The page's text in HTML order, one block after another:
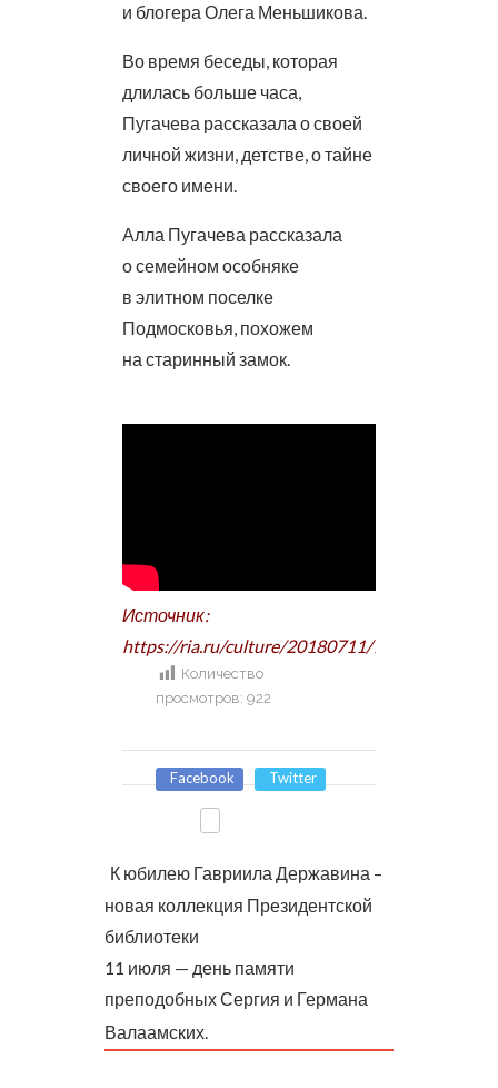
и блогера Олега Меньшикова.
Во время беседы, которая
длилась больше часа,
Пугачева рассказала о своей
личной жизни, детстве, о тайне
своего имени.
Алла Пугачева рассказала
о семейном особняке
в элитном поселке
Подмосковья, похожем
на старинный замок.
Источник:
https://ria.ru/culture/20180711/
Количество
просмотров: 922
Facebook Twitter
К юбилею Гавриила Державина –
новая коллекция Президентской
библиотеки
11 июля — день памяти
преподобных Сергия и Германа
Валаамских.